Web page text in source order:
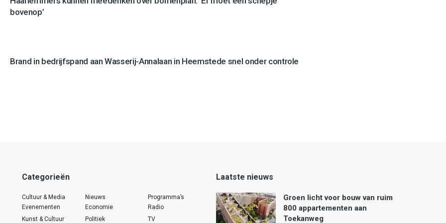
bovenop’
Brand in bedrijfspand aan Wasserij-Annalaan in Heemstede snel onder controle
Categorieën
Cultuur & Media
Evenementen
Kunst & Cultuur
Nieuws
Economie
Politiek
Programma’s
Radio
TV
Laatste nieuws
Groen licht voor bouw van ruim
800 appartementen aan
Toekanweg